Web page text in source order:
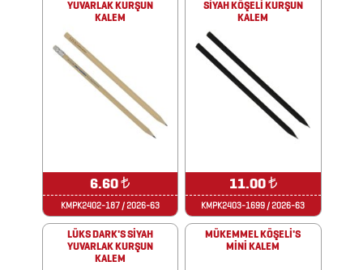
BARDAK
ALTLIKLARI
YETİŞTİRME
ÜRÜNLERİ
YUVARLAK KURŞUN
KALEM
6.60₺
KMPK2402-187 / 2026-63
SİYAH KÖŞELİ KURŞUN
KALEM
11.00₺
KMPK2403-1699 / 2026-63
LÜKS DARK'S SİYAH
YUVARLAK KURŞUN
KALEM
MÜKEMMEL KÖŞELİ'S
MİNİ KALEM